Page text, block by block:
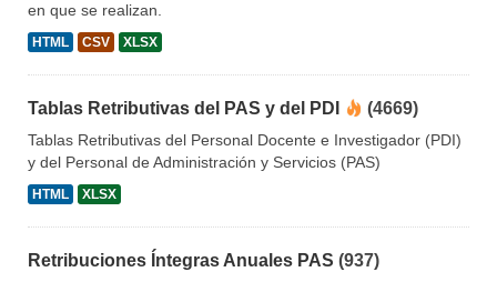
en que se realizan.
HTML CSV XLSX
Tablas Retributivas del PAS y del PDI (4669)
Tablas Retributivas del Personal Docente e Investigador (PDI)
y del Personal de Administración y Servicios (PAS)
HTML XLSX
Retribuciones Íntegras Anuales PAS (937)